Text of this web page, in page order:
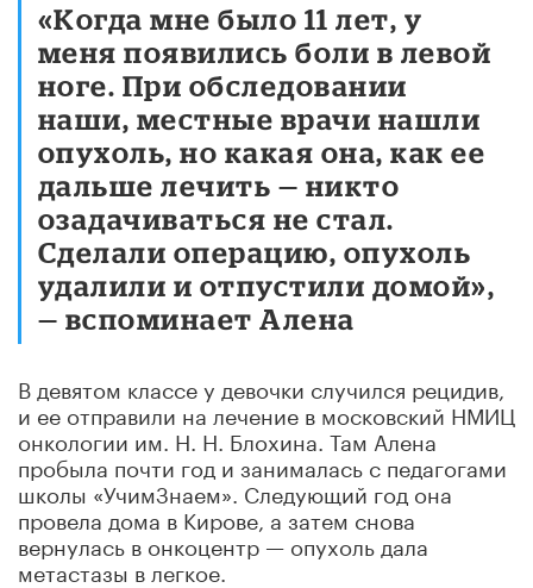
«Когда мне было 11 лет, у
меня появились боли в левой
ноге. При обследовании
наши, местные врачи нашли
опухоль, но какая она, как ее
дальше лечить — никто
озадачиваться не стал.
Сделали операцию, опухоль
удалили и отпустили домой»,
— вспоминает Алена
В девятом классе у девочки случился рецидив,
и ее отправили на лечение в московский НМИЦ
онкологии им. Н. Н. Блохина. Там Алена
пробыла почти год и занималась с педагогами
школы «УчимЗнаем». Следующий год она
провела дома в Кирове, а затем снова
вернулась в онкоцентр — опухоль дала
метастазы в легкое.